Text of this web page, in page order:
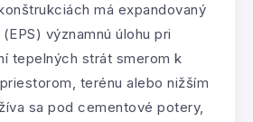
má expandovaný
významnú úlohu pri
tepelných strát smerom k
terénu alebo nižším
sa pod cementové potery,